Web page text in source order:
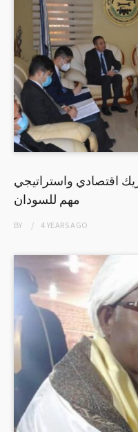
اقتصادي واستراتيجي
مهم للسودان
BY 4 YEARSAGO